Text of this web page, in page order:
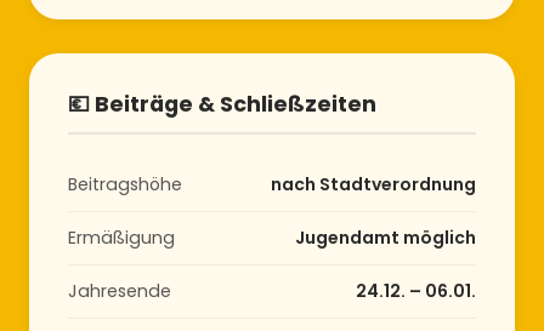
💶 Beiträge & Schließzeiten
Beitragshöhe nach Stadtverordnung
Ermäßigung Jugendamt möglich
Jahresende 24.12. – 06.01.